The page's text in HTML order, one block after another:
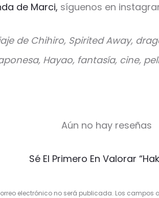
de Marci, síguenos en
de Chihiro, Spirited Away,
Hayao, fantasía, cine,
Aún no hay reseñas
Sé El Primero En Valorar
electrónico no será publicada. Los campos